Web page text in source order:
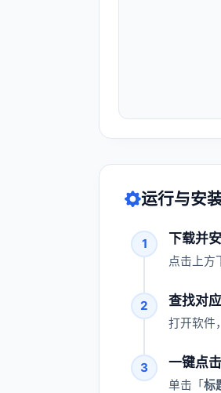
运行与安
1 下载并
点击上方
2 查找对
打开软件
3 一键点
单击「 标